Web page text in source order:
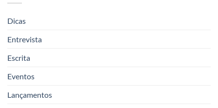
Dicas
Entrevista
Escrita
Eventos
Lançamentos